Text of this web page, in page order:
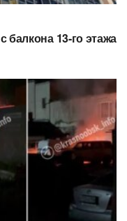
балкона 13-го этажа